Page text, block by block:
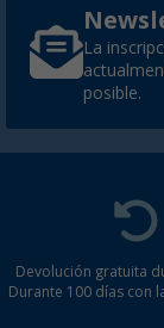
La
posible.
Devolución gratuita
Durante 100 días con